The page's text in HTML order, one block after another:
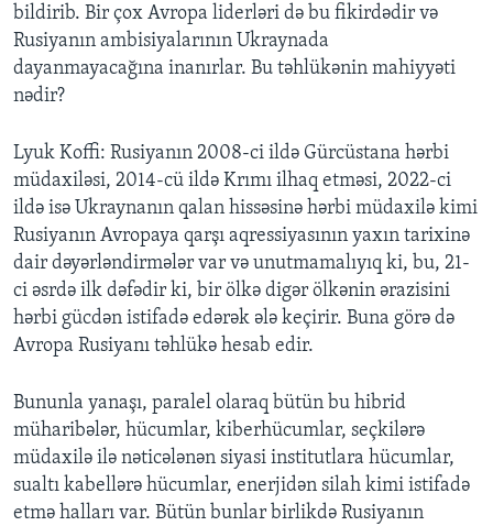
bildirib. Bir çox Avropa liderləri də bu fikirdədir və
Rusiyanın ambisiyalarının Ukraynada
dayanmayacağına inanırlar. Bu təhlükənin mahiyyəti
nədir?
Lyuk Koffi: Rusiyanın 2008-ci ildə Gürcüstana hərbi
müdaxiləsi, 2014-cü ildə Krımı ilhaq etməsi, 2022-ci
ildə isə Ukraynanın qalan hissəsinə hərbi müdaxilə kimi
Rusiyanın Avropaya qarşı aqressiyasının yaxın tarixinə
dair dəyərləndirmələr var və unutmamalıyıq ki, bu, 21-
ci əsrdə ilk dəfədir ki, bir ölkə digər ölkənin ərazisini
hərbi gücdən istifadə edərək ələ keçirir. Buna görə də
Avropa Rusiyanı təhlükə hesab edir.
Bununla yanaşı, paralel olaraq bütün bu hibrid
müharibələr, hücumlar, kiberhücumlar, seçkilərə
müdaxilə ilə nəticələnən siyasi institutlara hücumlar,
sualtı kabellərə hücumlar, enerjidən silah kimi istifadə
etmə halları var. Bütün bunlar birlikdə Rusiyanın